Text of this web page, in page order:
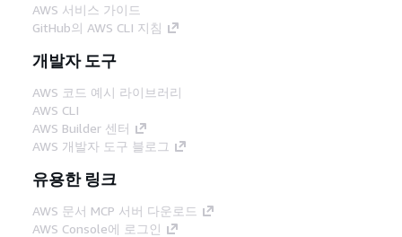
AWS 서비스 가이드
GitHub의 AWS CLI 지침
개발자 도구
AWS 코드 예시 라이브러리
AWS CLI
AWS Builder 센터
AWS 개발자 도구 블로그
유용한 링크
AWS 문서 MCP 서버 다운로드
AWS Console에 로그인